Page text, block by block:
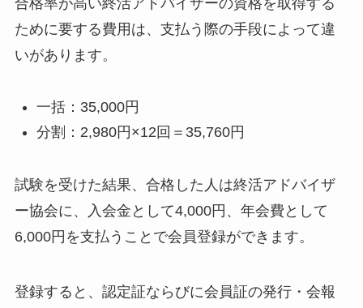
ために要する費用は、支払う際の手段によって違
いがあります。
一括：35,000円
分割：2,980円×12回＝35,760円
試験を受けた結果、合格した人は終活アドバイザ
ー協会に、入会金として4,000円、年会費として
6,000円を支払うことで会員登録ができます。
登録すると、認定証ならびに会員証の発行・会報